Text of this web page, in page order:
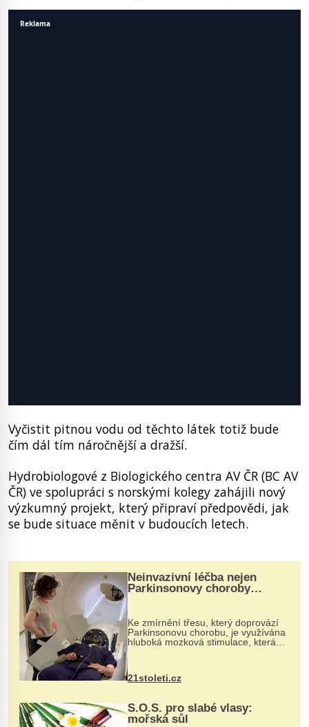
Vyčistit pitnou vodu od těchto látek totiž bude
čím dál tím náročnější a dražší.
Hydrobiologové z Biologického centra AV ČR (BC AV
ČR) ve spolupráci s norskými kolegy zahájili nový
výzkumný projekt, který připraví předpovědi, jak
se bude situace měnit v budoucích letech.
Neinvazivní léčba nejen
Parkinsonovy choroby
„helmy“
Ke zmírnění třesu, který doprovází
Parkinsonovu chorobu, je využívána
hluboká mozková stimulace, která
však vyžaduje vysoce invazivní
zákrok. Ultrazvuk zase není vhodný
k dostatečně přesnému zacílení ...
21stoleti.cz
S.O.S. pro slabé vlasy:
mořská sůl
Reklama